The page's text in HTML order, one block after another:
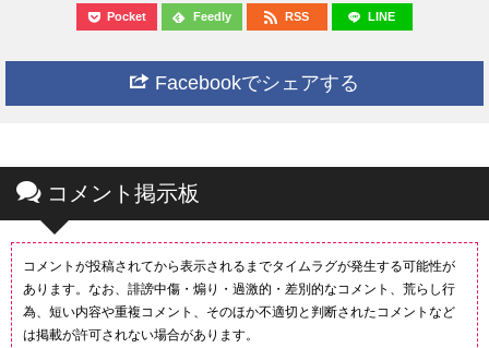
Pocket Feedly RSS LINE
Facebookでシェアする
コメント掲示板
コメントが投稿されてから表示されるまでタイムラグが発生する可能性が
あります。なお、誹謗中傷・煽り・過激的・差別的なコメント、荒らし行
為、短い内容や重複コメント、そのほか不適切と判断されたコメントなど
は掲載が許可されない場合があります。